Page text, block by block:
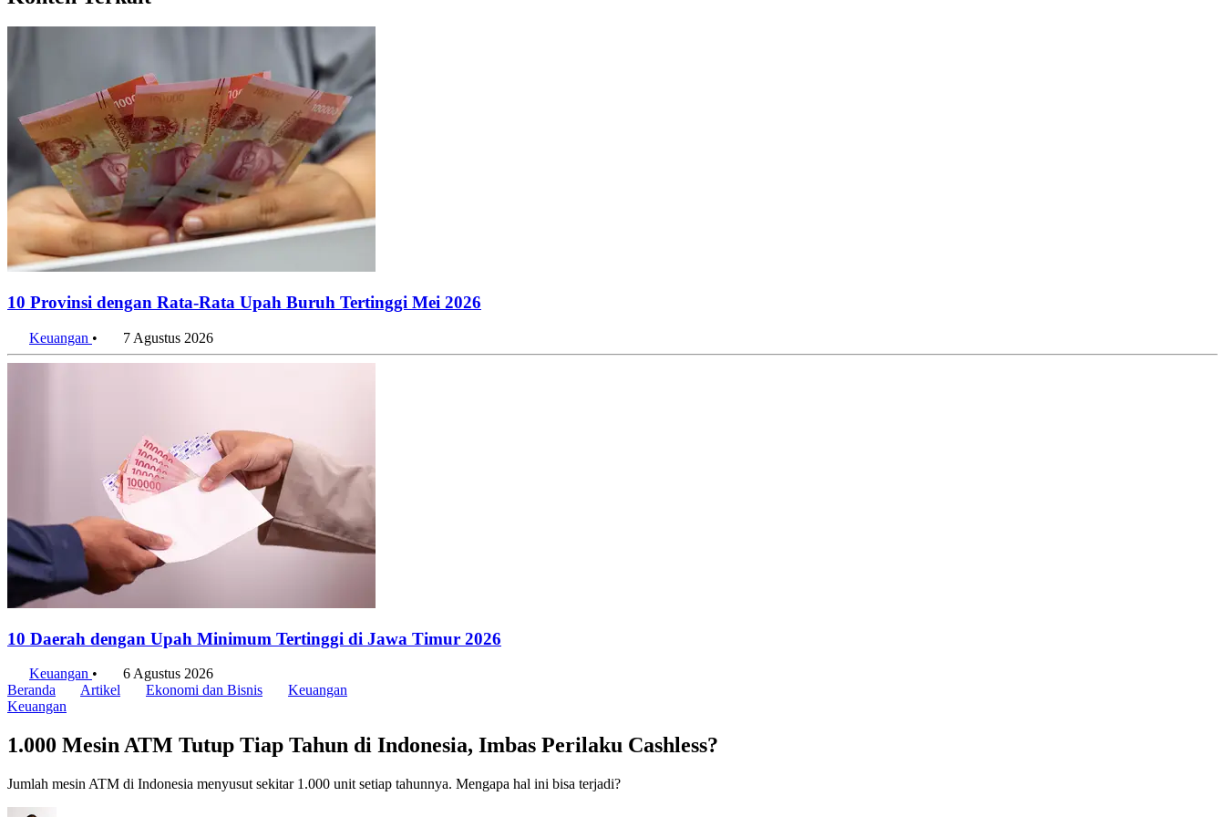
10 Provinsi dengan Rata-Rata Upah Buruh Tertinggi Mei 2026
Keuangan • 7 Agustus 2026
10 Daerah dengan Upah Minimum Tertinggi di Jawa Timur 2026
Keuangan •
6 Agustus 2026
Beranda
Artikel Ekonomi dan Bisnis
Keuangan
Keuangan
1.000 Mesin ATM Tutup Tiap Tahun di Indonesia, Imbas Perilaku Cashless?
Jumlah mesin ATM di Indonesia menyusut sekitar 1.000 unit setiap tahunnya. Mengapa hal ini bisa terjadi?